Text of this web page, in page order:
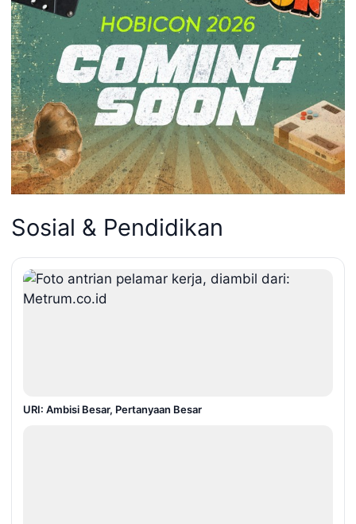
Sosial & Pendidikan
URI: Ambisi Besar, Pertanyaan Besar